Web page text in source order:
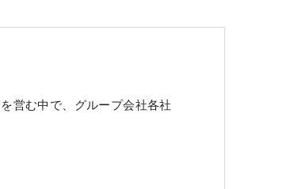
営む中で、グループ会社各社